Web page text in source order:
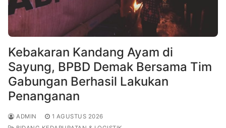
Kebakaran Kandang Ayam di
Sayung, BPBD Demak Bersama Tim
Gabungan Berhasil Lakukan
Penanganan
ADMIN
1 AGUSTUS 2026